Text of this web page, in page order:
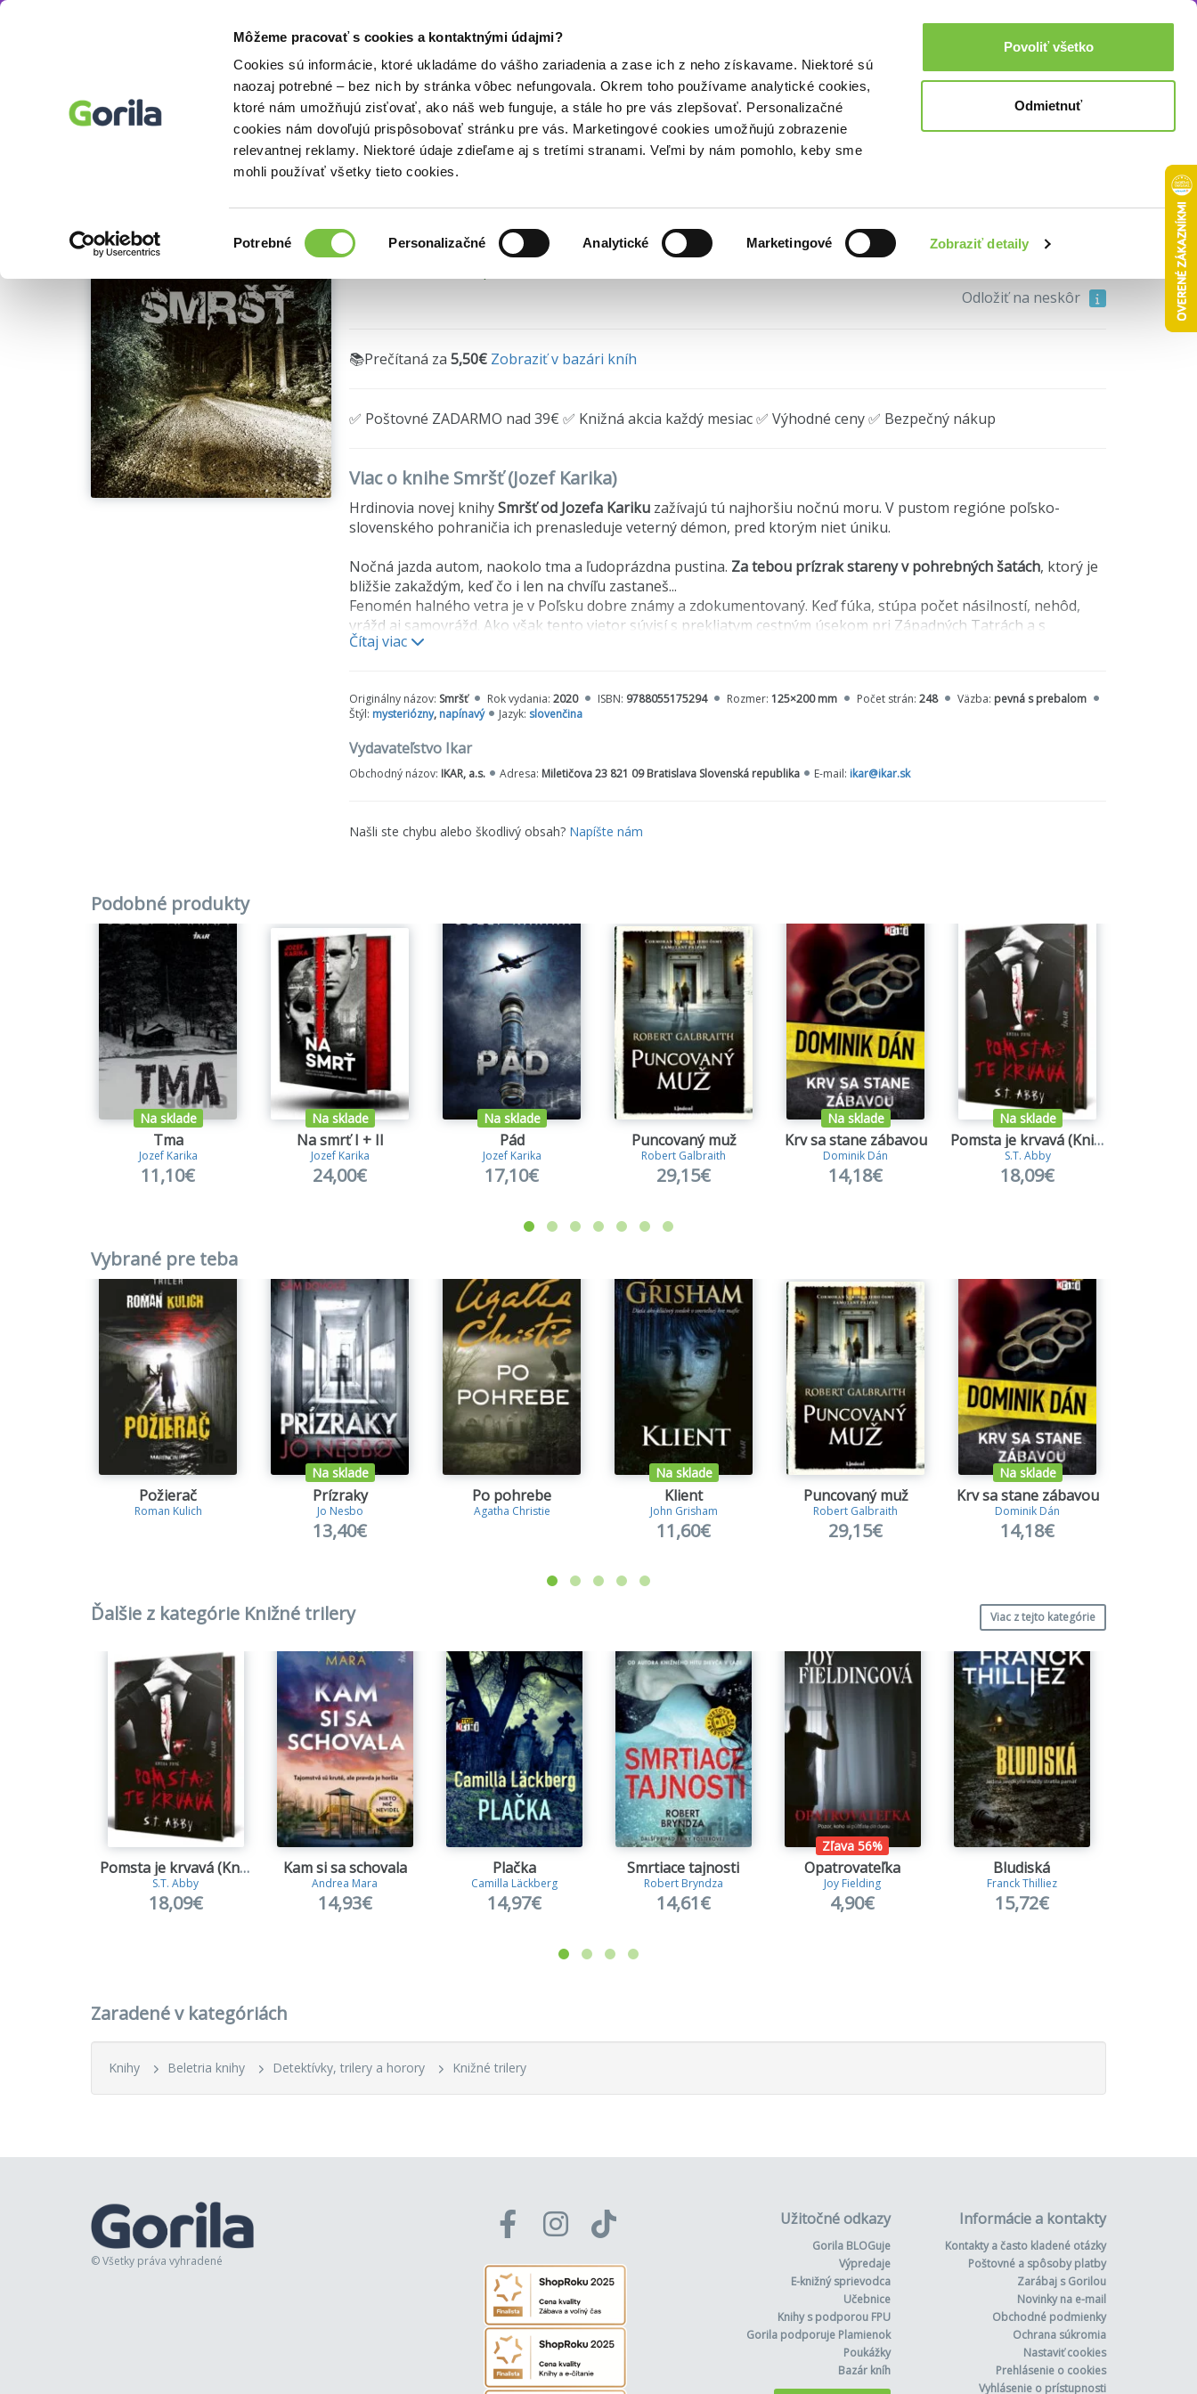
Môžeme pracovať s cookies a kontaktnými údajmi?
Cookies sú informácie, ktoré ukladáme do vášho zariadenia a zase ich z neho získavame. Niektoré sú
naozaj potrebné – bez nich by stránka vôbec nefungovala. Okrem toho používame analytické cookies,
ktoré nám umožňujú zisťovať, ako náš web funguje, a stále ho pre vás zlepšovať. Personalizačné
cookies nám dovoľujú prispôsobovať stránku pre vás. Marketingové cookies umožňujú zobrazenie
relevantnej reklamy. Niektoré údaje zdieľame aj s tretími stranami. Veľmi by nám pomohlo, keby sme
mohli používať všetky tieto cookies.
súhlasu
Potrebné Personalizačné Analytické Marketingové Zobraziť detaily
Povoliť všetko
Odmietnuť
Doplnky Prihlásenie 0,00€
Beletria knihy Detektívky, trilery a horory Knižné trilery Smršť Akcie a zľavy
Ukážka Smršť
Jozef Karika•Ikar
9,40€ Do košíka
Odložiť na neskôr
📚Prečítaná za 5,50€ Zobraziť v bazári kníh
✅ Poštovné ZADARMO nad 39€ ✅ Knižná akcia každý mesiac ✅ Výhodné ceny ✅ Bezpečný nákup
Viac o knihe Smršť (Jozef Karika)
Hrdinovia novej knihySmršť od Jozefa Kariku zažívajú tú najhoršiu nočnú moru. V pustom regióne poľsko-
slovenského pohraničia ich prenasleduje veterný démon, pred ktorým niet úniku.
Nočná jazda autom, naokolo tma a ľudoprázdna pustina. Za tebou prízrak stareny v pohrebných šatách, ktorý je
bližšie zakaždým, keď čo i len na chvíľu zastaneš...
Fenomén halného vetra je v Poľsku dobre známy a zdokumentovaný. Keď fúka, stúpa počet násilností, nehôd,
vrážd aj samovrážd. Ako však tento vietor súvisí s prekliatym cestným úsekom pri Západných Tatrách a s
prízrakom stareny v čiernom, ktorý sa tam zjavuje?
Čítaj viac
Originálny názov: Smršť Rok vydania: 2020 ISBN: 9788055175294 Rozmer: 125×200 mm Počet strán: 248 Väzba: pevná s prebalom
Štýl: mysteriózny, napínavý Jazyk: slovenčina
Vydavateľstvo Ikar
Obchodný názov: IKAR, a.s. Adresa: Miletičova 23 821 09 Bratislava Slovenská republika E-mail: ikar@ikar.sk
Našli ste chybu alebo škodlivý obsah? Napíšte nám
Podobné produkty
Na sklade
Tma
Jozef Karika
11,10€
Na sklade
Na smrť I + II
Jozef Karika
24,00€
Na sklade
Pád
Jozef Karika
17,10€
Puncovaný muž
Robert Galbraith
29,15€
Na sklade
Krv sa stane zábavou
Dominik Dán
14,18€
Na sklade
Pomsta je krvavá (Kniha prvá)
S.T. Abby
18,09€
Vybrané pre teba
Požierač
Roman Kulich
Na sklade
Prízraky
Jo Nesbo
13,40€
Po pohrebe
Agatha Christie
Na sklade
Klient
John Grisham
11,60€
Puncovaný muž
Robert Galbraith
29,15€
Na sklade
Krv sa stane zábavou
Dominik Dán
14,18€
Ďalšie z kategórie Knižné trilery Viac z tejto kategórie
Pomsta je krvavá (Kniha prvá)
S.T. Abby
18,09€
Kam si sa schovala
Andrea Mara
14,93€
Plačka
Camilla Läckberg
14,97€
Smrtiace tajnosti
Robert Bryndza
14,61€
Zľava 56%
Opatrovateľka
Joy Fielding
4,90€
Bludiská
Franck Thilliez
15,72€
Zaradené v kategóriách
Knihy Beletria knihy Detektívky, trilery a horory Knižné trilery
© Všetky práva vyhradené
Užitočné odkazy
Gorila BLOGuje
Výpredaje
E-knižný sprievodca
Učebnice
Knihy s podporou FPU
Gorila podporuje Plamienok
Poukážky
Bazár kníh
Informácie a kontakty
Kontakty a často kladené otázky
Poštovné a spôsoby platby
Zarábaj s Gorilou
Novinky na e-mail
Obchodné podmienky
Ochrana súkromia
Nastaviť cookies
Prehlásenie o cookies
Vyhlásenie o prístupnosti